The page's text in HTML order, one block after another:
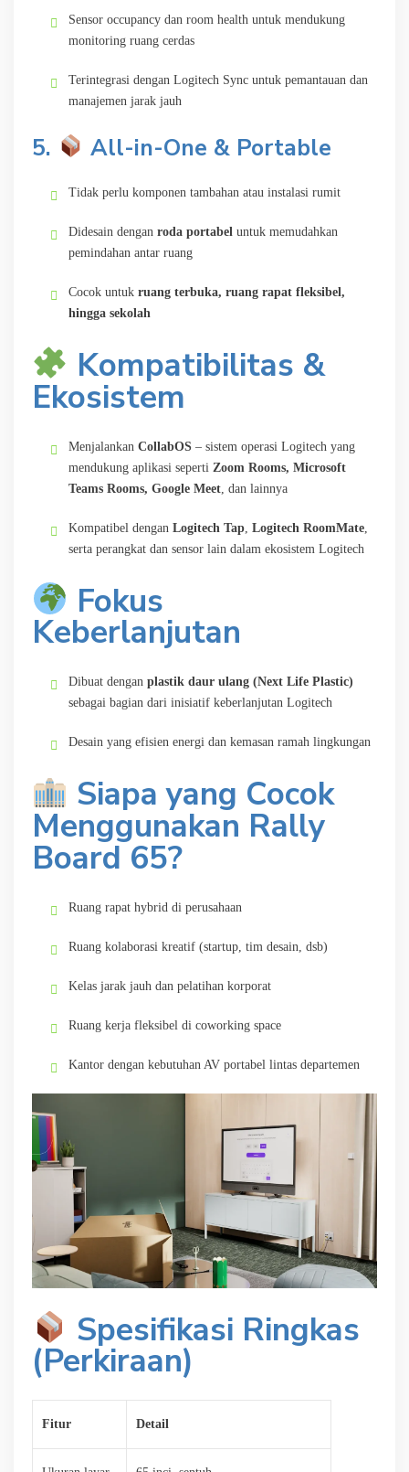
Sensor occupancy dan room health untuk mendukung
monitoring ruang cerdas
Terintegrasi dengan Logitech Sync untuk pemantauan dan
manajemen jarak jauh
5. All-in-One & Portable
Tidak perlu komponen tambahan atau instalasi rumit
Didesain dengan roda portabel untuk memudahkan
pemindahan antar ruang
Cocok untuk ruang terbuka, ruang rapat fleksibel,
hingga sekolah
Kompatibilitas &
Ekosistem
Menjalankan CollabOS – sistem operasi Logitech yang
mendukung aplikasi seperti Zoom Rooms, Microsoft
Teams Rooms, Google Meet , dan lainnya
Kompatibel dengan Logitech Tap Logitech RoomMate
serta perangkat dan sensor lain dalam ekosistem Logitech
Fokus
Keberlanjutan
Dibuat dengan plastik daur ulang (Next Life Plastic)
sebagai bagian dari inisiatif keberlanjutan Logitech
Desain yang efisien energi dan kemasan ramah lingkungan
Siapa yang Cocok
Menggunakan Rally
Board 65?
Ruang rapat hybrid di perusahaan
Ruang kolaborasi kreatif (startup, tim desain, dsb)
Kelas jarak jauh dan pelatihan korporat
Ruang kerja fleksibel di coworking space
Kantor dengan kebutuhan AV portabel lintas departemen
Spesifikasi Ringkas
(Perkiraan)
Fitur Detail